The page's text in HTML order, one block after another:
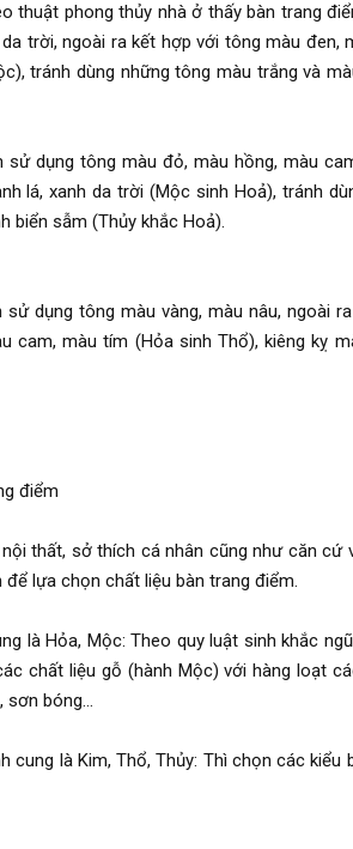
thuật phong thủy nhà ở thấy bàn trang
trời, ngoài ra kết hợp với tông màu đen,
tránh dùng những tông màu trắng và
sử dụng tông màu đỏ, màu hồng, màu
lá, xanh da trời (Mộc sinh Hoả), tránh
biển sẫm (Thủy khắc Hoả).
sử dụng tông màu vàng, màu nâu, ngoài
cam, màu tím (Hỏa sinh Thổ), kiêng kỵ
điểm
thất, sở thích cá nhân cũng như căn cứ
lựa chọn chất liệu bàn trang điểm.
là Hỏa, Mộc: Theo quy luật sinh khắc
chất liệu gỗ (hành Mộc) với hàng loạt
sơn bóng…
cung là Kim, Thổ, Thủy: Thì chọn các kiểu